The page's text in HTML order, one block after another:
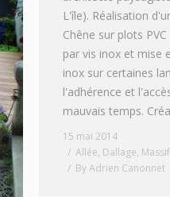
L'île). Réalisation
Chêne sur plots
par vis inox et mise
inox sur certaines
l'adhérence et
mauvais temps.
15 mai 2014
Allée, Dallage, Massif
ByAdrien Canonnet